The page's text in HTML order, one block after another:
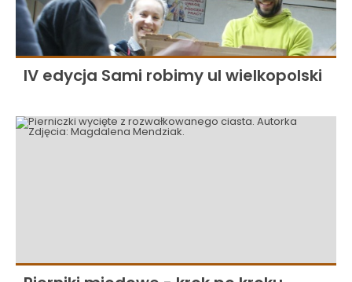
IV edycja Sami robimy ul wielkopolski